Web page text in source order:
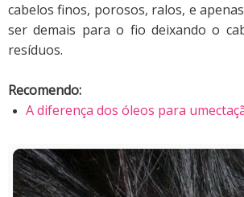
cabelos finos, porosos, ralos, e
ser demais para o fio deixando o
resíduos.
Recomendo:
A diferença dos óleos para